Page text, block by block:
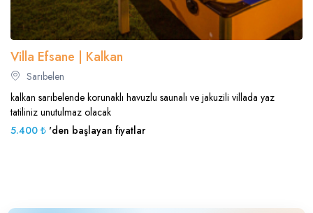
Villa Efsane | Kalkan
Sarıbelen
kalkan sarıbelende korunaklı havuzlu saunalı ve jakuzili villada yaz
tatiliniz unutulmaz olacak
5.400 ₺ 'den başlayan fiyatlar